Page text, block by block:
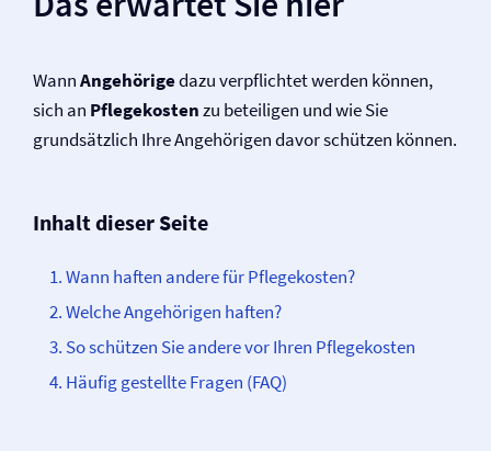
WannAngehörigedazu verpflichtet werden können,
sich an Pflegekostenzu beteiligen und wie Sie
grundsätzlich Ihre Angehörigen davor schützen können.
Inhalt dieser Seite
Wann haften andere für Pflegekosten?
Welche Angehörigen haften?
So schützen Sie andere vor Ihren Pflegekosten
Häufig gestellte Fragen (FAQ)